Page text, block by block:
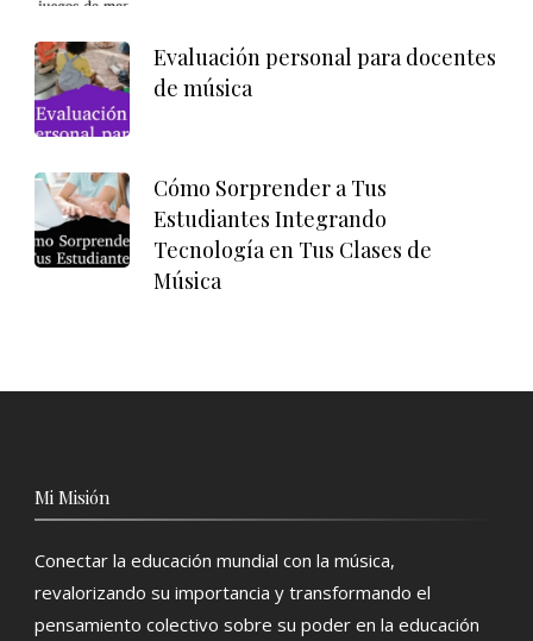
Evaluación personal para docentes
de música
Cómo Sorprender a Tus
Estudiantes Integrando
Tecnología en Tus Clases de
Música
Mi Misión
Conectar la educación mundial con la música,
revalorizando su importancia y transformando el
pensamiento colectivo sobre su poder en la educación